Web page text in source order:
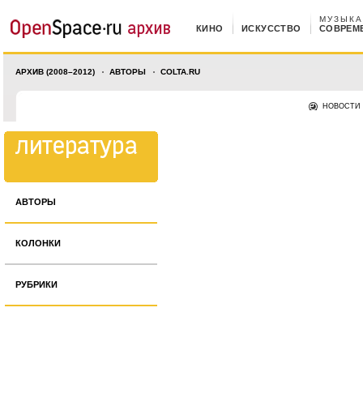
КИНО ИСКУССТВО
МУЗЫКА
АРХИВ (2008–2012) АВТОРЫ COLTA.RU
НОВОСТИ
АВТОРЫ
КОЛОНКИ
РУБРИКИ